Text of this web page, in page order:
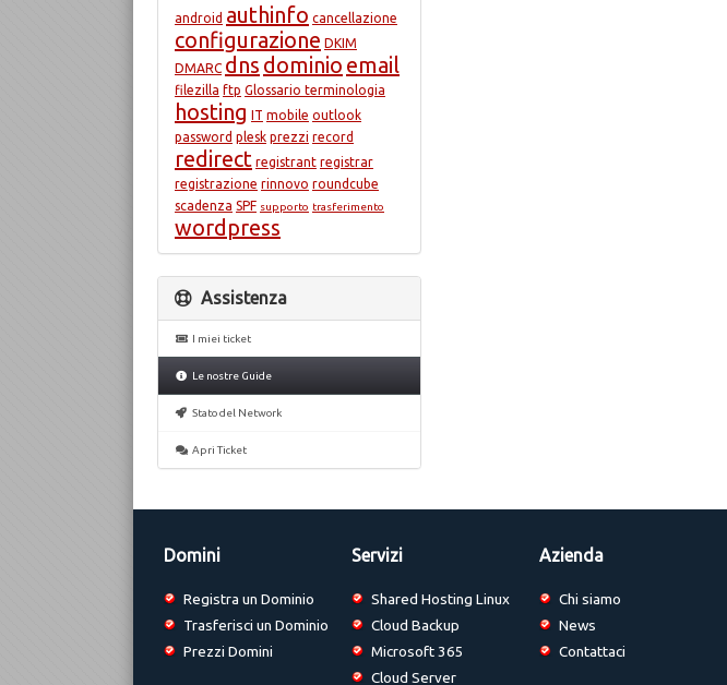
android authinfo cancellazione
configurazione DKIM
DMARC dns dominio email
filezilla ftp Glossario terminologia
hosting IT mobile outlook
password plesk prezzi record
redirect registrant registrar
registrazione rinnovo roundcube
scadenza SPF supporto trasferimento
wordpress
Assistenza
I miei ticket
Le nostre Guide
Stato del Network
Apri Ticket
Domini
Registra un Dominio
Trasferisci un Dominio
Prezzi Domini
Servizi
Shared Hosting Linux
Cloud Backup
Microsoft 365
Cloud Server
Azienda
Chi siamo
News
Contattaci